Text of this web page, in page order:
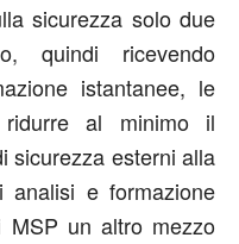
sicurezza solo due
quindi ricevendo
istantanee, le
ridurre al minimo il
sicurezza esterni alla
analisi e formazione
MSP un altro mezzo